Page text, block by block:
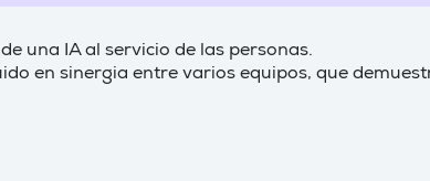
una IA al servicio de las personas.
en sinergia entre varios equipos, que